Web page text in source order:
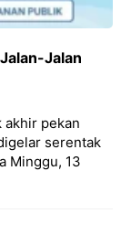
Jalan
akhir pekan
serentak
Minggu, 13